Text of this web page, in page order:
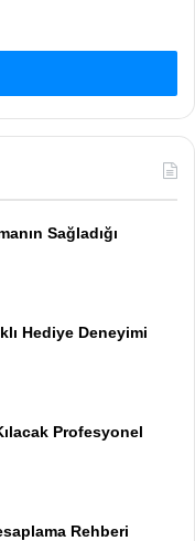
Sağladığı
Hediye Deneyimi
Profesyonel
Rehberi